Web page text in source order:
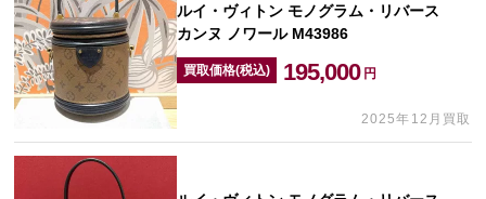
ルイ・ヴィトン モノグラム・リバース
カンヌ ノワール M43986
買取価格(税込) 195,000 円
2025年12月買取